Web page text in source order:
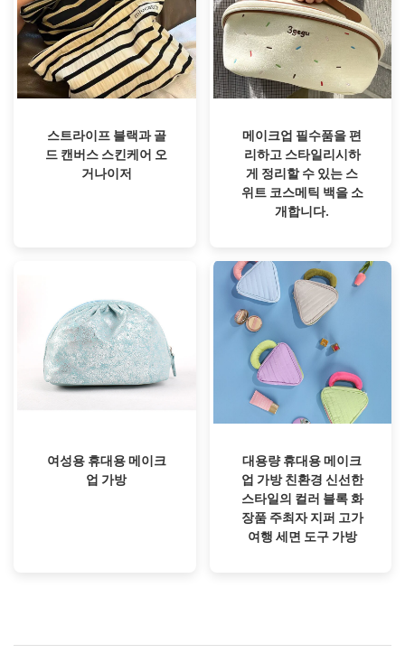
스트라이프 블랙과 골
드 캔버스 스킨케어 오
거나이저
메이크업 필수품을 편
리하고 스타일리시하
게 정리할 수 있는 스
위트 코스메틱 백을 소
개합니다.
여성용 휴대용 메이크
업 가방
대용량 휴대용 메이크
업 가방 친환경 신선한
스타일의 컬러 블록 화
장품 주최자 지퍼 고가
여행 세면 도구 가방